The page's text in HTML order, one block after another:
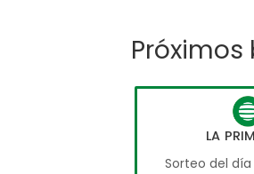
LA
Sorteo del